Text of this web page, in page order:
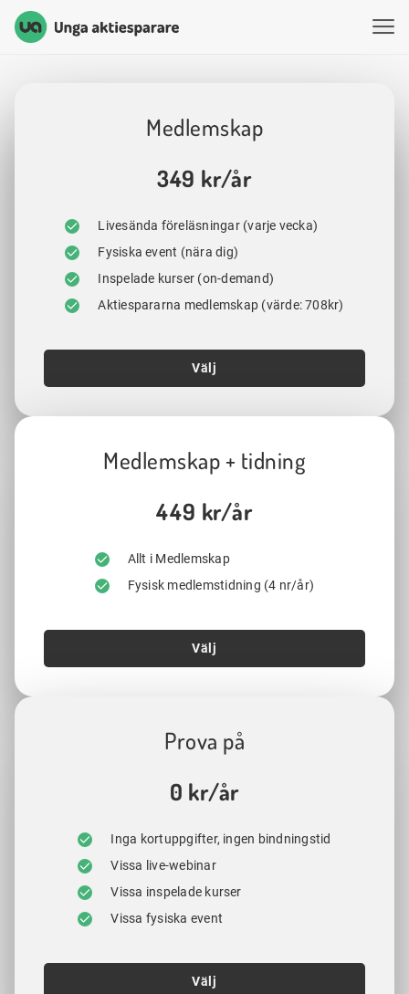
Unga Aktiesparare
Medlemskap
349 kr/år
Livesända föreläsningar (varje vecka)
Fysiska event (nära dig)
Inspelade kurser (on-demand)
Aktiespararna medlemskap (värde: 708kr)
Välj
Medlemskap + tidning
449 kr/år
Allt i Medlemskap
Fysisk medlemstidning (4 nr/år)
Välj
Prova på
0 kr/år
Inga kortuppgifter, ingen bindningstid
Vissa live-webinar
Vissa inspelade kurser
Vissa fysiska event
Välj